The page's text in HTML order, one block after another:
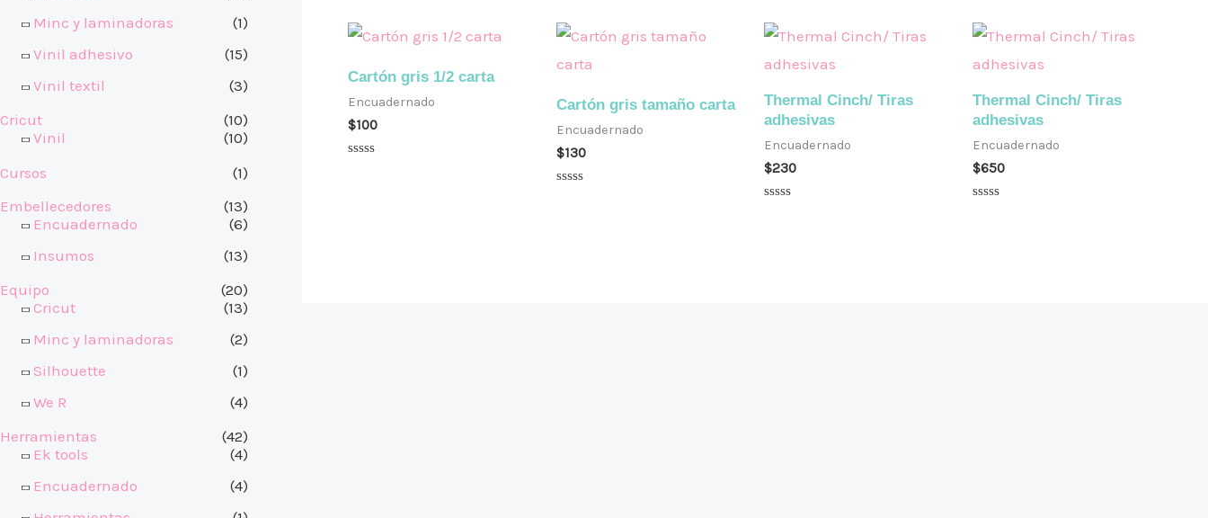
Minc y laminadoras
(1)
Vinil adhesivo
(15)
Vinil textil
(3)
Cricut
(10)
Vinil
(10)
Cursos
(1)
Embellecedores
(13)
Encuadernado
(6)
Insumos
(13)
Equipo
(20)
Cricut
(13)
Minc y laminadoras
(2)
Silhouette
(1)
We R
(4)
Herramientas
(42)
Ek tools
(4)
Encuadernado
(4)
Cartón gris 1/2 carta
Encuadernado
$100
Cartón gris tamaño carta
Encuadernado
$130
Thermal Cinch/ Tiras
adhesivas
Encuadernado
$230
Thermal Cinch/ Tiras
adhesivas
Encuadernado
$650